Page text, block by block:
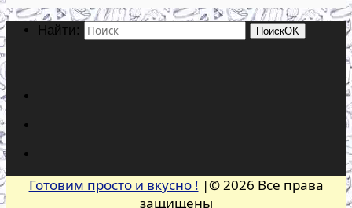
Найти: ПоискOK
Готовим просто и вкусно ! |© 2026 Все права
защищены